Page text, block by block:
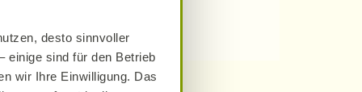
desto sinnvoller
einige sind für den Betrieb
wir Ihre Einwilligung. Das